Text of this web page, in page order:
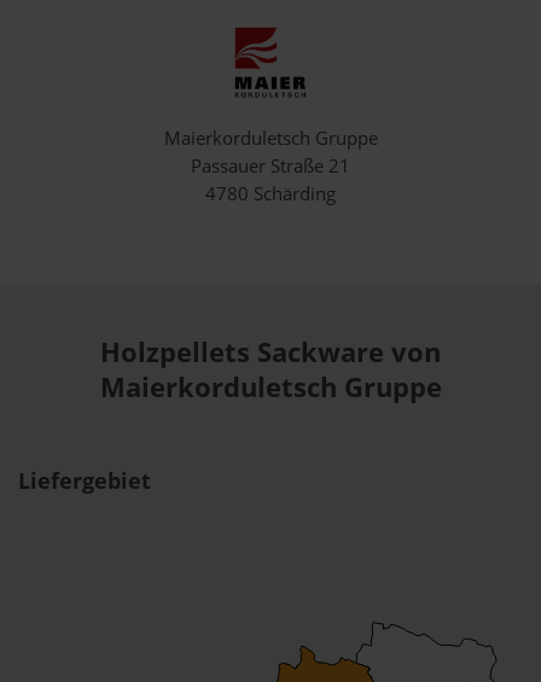
Maierkorduletsch Gruppe
Passauer Straße 21
4780 Schärding
Holzpellets Sackware von
Maierkorduletsch Gruppe
Liefergebiet